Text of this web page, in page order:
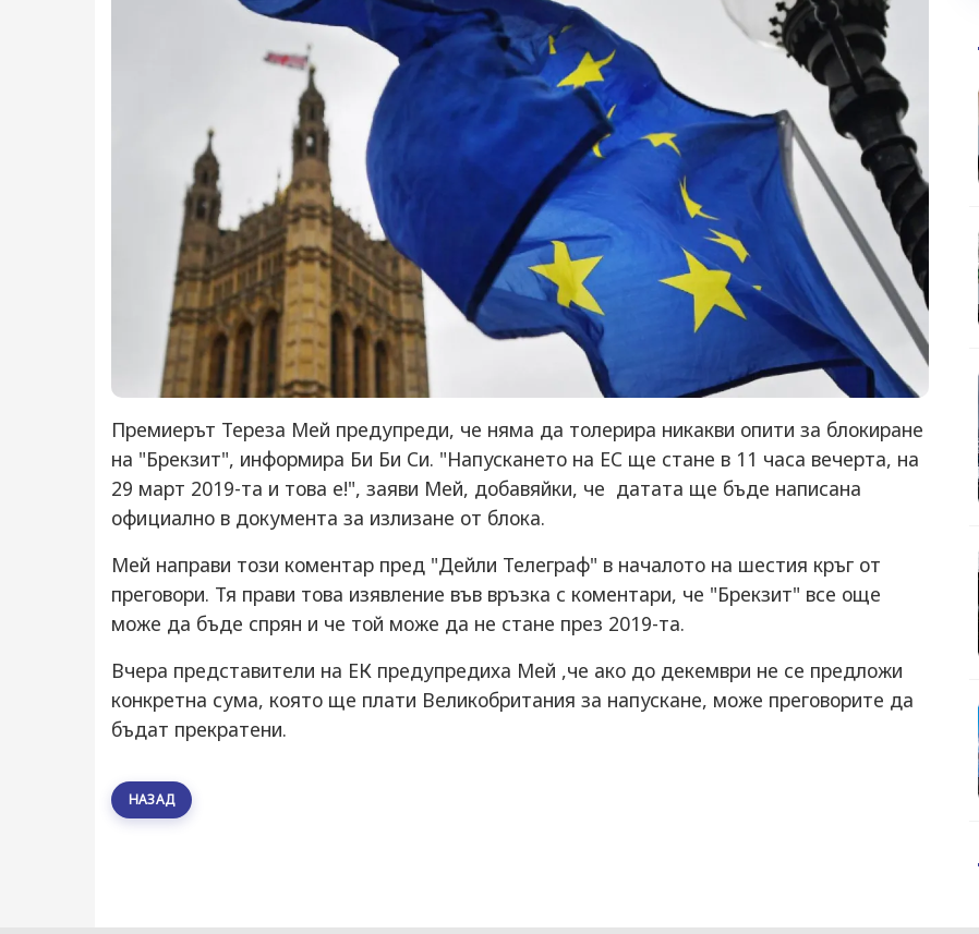
Премиерът Тереза Мей предупреди, че няма да толерира никакви опити за блокиране
на "Брекзит", информира Би Би Си. "Напускането на ЕС ще стане в 11 часа вечерта, на
29 март 2019-та и това е!", заяви Мей, добавяйки, че датата ще бъде написана
официално в документа за излизане от блока.
Мей направи този коментар пред "Дейли Телеграф" в началото на шестия кръг от
преговори. Тя прави това изявление във връзка с коментари, че "Брекзит" все още
може да бъде спрян и че той може да не стане през 2019-та.
Вчера представители на ЕК предупредиха Мей ,че ако до декември не се предложи
конкретна сума, която ще плати Великобритания за напускане, може преговорите да
бъдат прекратени.
НАЗАД